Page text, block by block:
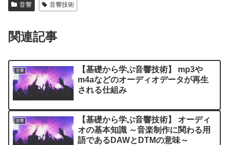
音響 音響技術
関連記事
音響
【基礎から学ぶ音響技術】 mp3や
m4aなどのオーディオデータが再生
される仕組み
音響
【基礎から学ぶ音響技術】 オーディ
オの基本知識 ～音楽制作に関わる用
語であるDAWとDTMの意味～